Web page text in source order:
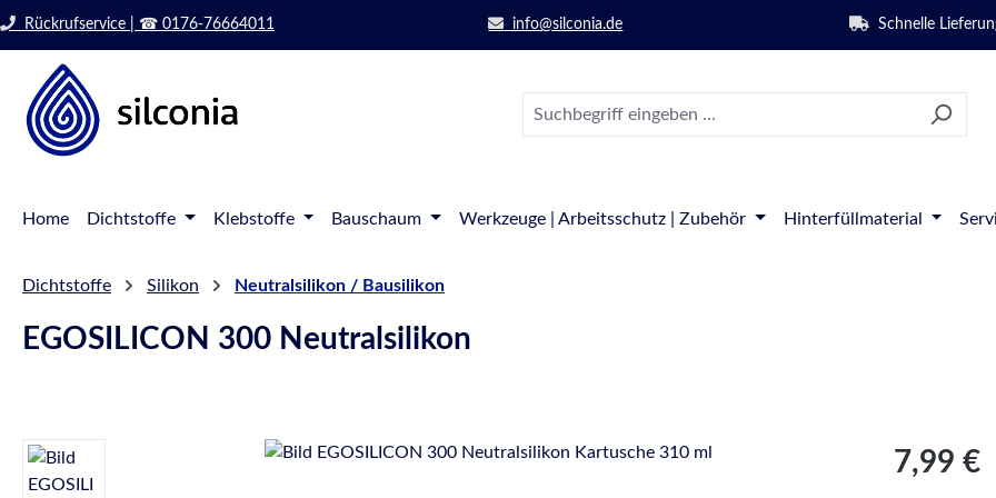
Hauptinhalt springen
Zur Suche springen
Zur Hauptnavigation springen
Rückrufservice | ☎ 0176-76664011 info@silconia.de Schnelle
Home Dichtstoffe Klebstoffe Bauschaum Werkzeuge | Arbeitsschutz | Zubehör Hinterfüllmaterial
Dichtstoffe Silikon Neutralsilikon / Bausilikon
EGOSILICON 300 Neutralsilikon
Bildergalerie überspringen Regulärer
7,99 €